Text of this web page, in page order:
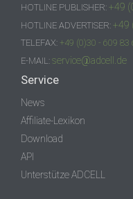
HOTLINE PUBLISHER: +49
HOTLINE ADVERTISER: +49
TELEFAX: +49 (0)30 - 609 83
E-MAIL: service@adcell.de
Service
News
Affiliate-Lexikon
Download
API
Unterstütze ADCELL